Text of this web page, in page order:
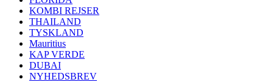
KOMBI REJSER
THAILAND
TYSKLAND
Mauritius
KAP VERDE
DUBAI
NYHEDSBREV